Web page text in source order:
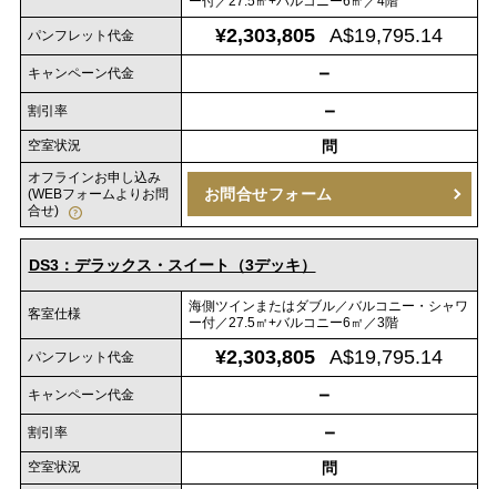
パンフレット代金 ¥2,303,805 A$19,795.14
キャンペーン代金 －
割引率 －
空室状況 問
オフラインお申し込み
(WEBフォームよりお問
合せ)
お問合せフォーム
DS3：デラックス・スイート（3デッキ）
客室仕様
海側ツインまたはダブル／バルコニー・シャワ
ー付／27.5㎡+バルコニー6㎡／3階
パンフレット代金 ¥2,303,805 A$19,795.14
キャンペーン代金 －
割引率 －
空室状況 問